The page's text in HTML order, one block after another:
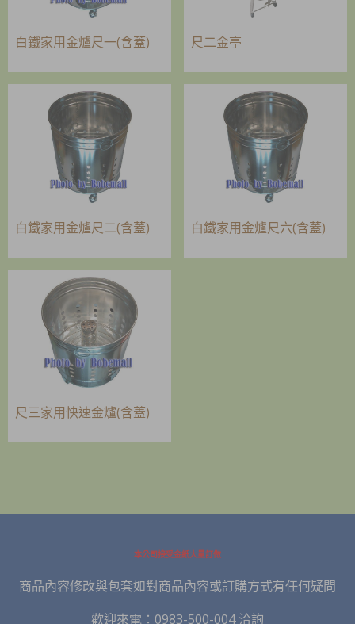
白鐵家用金爐尺一(含蓋) 尺二金亭
白鐵家用金爐尺二(含蓋) 白鐵家用金爐尺六(含蓋)
尺三家用快速金爐(含蓋)
本公司接受金紙大量訂做
商品內容修改與包套如對商品內容或訂購方式有任何疑問
歡迎來電：0983-500-004 洽詢